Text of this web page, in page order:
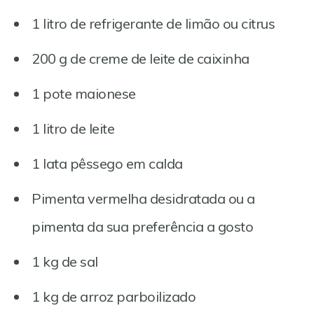
1 litro de refrigerante de limão ou citrus
200 g de creme de leite de caixinha
1 pote maionese
1 litro de leite
1 lata pêssego em calda
Pimenta vermelha desidratada ou a
pimenta da sua preferência a gosto
1 kg de sal
1 kg de arroz parboilizado